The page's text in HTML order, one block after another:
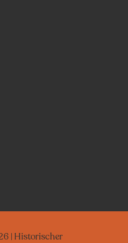
| Historischer